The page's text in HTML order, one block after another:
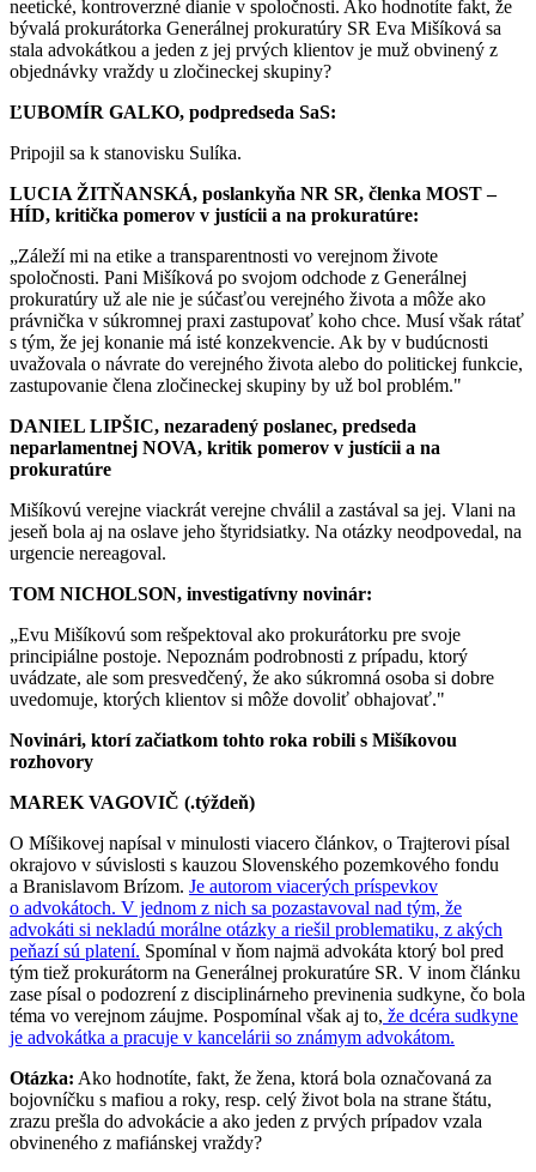
neetické, kontroverzné dianie v spoločnosti. Ako hodnotíte fakt, že
bývalá prokurátorka Generálnej prokuratúry SR Eva Mišíková sa
stala advokátkou a jeden z jej prvých klientov je muž obvinený z
objednávky vraždy u zločineckej skupiny?
ĽUBOMÍR GALKO, podpredseda SaS:
Pripojil sa k stanovisku Sulíka.
LUCIA ŽITŇANSKÁ, poslankyňa NR SR, členka MOST –
HÍD, kritička pomerov v justícii a na prokuratúre:
„Záleží mi na etike a transparentnosti vo verejnom živote
spoločnosti. Pani Mišíková po svojom odchode z Generálnej
prokuratúry už ale nie je súčasťou verejného života a môže ako
právnička v súkromnej praxi zastupovať koho chce. Musí však rátať
s tým, že jej konanie má isté konzekvencie. Ak by v budúcnosti
uvažovala o návrate do verejného života alebo do politickej funkcie,
zastupovanie člena zločineckej skupiny by už bol problém."
DANIEL LIPŠIC, nezaradený poslanec, predseda
neparlamentnej NOVA, kritik pomerov v justícii a na
prokuratúre
Mišíkovú verejne viackrát verejne chválil a zastával sa jej. Vlani na
jeseň bola aj na oslave jeho štyridsiatky. Na otázky neodpovedal, na
urgencie nereagoval.
TOM NICHOLSON, investigatívny novinár:
„Evu Mišíkovú som rešpektoval ako prokurátorku pre svoje
principiálne postoje. Nepoznám podrobnosti z prípadu, ktorý
uvádzate, ale som presvedčený, že ako súkromná osoba si dobre
uvedomuje, ktorých klientov si môže dovoliť obhajovať."
Novinári, ktorí začiatkom tohto roka robili s Mišíkovou
rozhovory
MAREK VAGOVIČ (.týždeň)
O Míšikovej napísal v minulosti viacero článkov, o Trajterovi písal
okrajovo v súvislosti s kauzou Slovenského pozemkového fondu
a Branislavom Brízom. Je autorom viacerých príspevkov
o advokátoch. V jednom z nich sa pozastavoval nad tým, že
advokáti si nekladú morálne otázky a riešil problematiku, z akých
peňazí sú platení. Spomínal v ňom najmä advokáta ktorý bol pred
tým tiež prokurátorm na Generálnej prokuratúre SR. V inom článku
zase písal o podozrení z disciplinárneho previnenia sudkyne, čo bola
téma vo verejnom záujme. Pospomínal však aj to, že dcéra sudkyne
je advokátka a pracuje v kancelárii so známym advokátom.
Otázka: Ako hodnotíte, fakt, že žena, ktorá bola označovaná za
bojovníčku s mafiou a roky, resp. celý život bola na strane štátu,
zrazu prešla do advokácie a ako jeden z prvých prípadov vzala
obvineného z mafiánskej vraždy?